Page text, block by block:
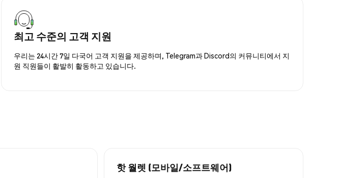
최고 수준의 고객 지원
우리는 24시간 7일 다국어 고객 지원을 제공하며, Telegram과 Discord의 커뮤니티에서 지
원 직원들이 활발히 활동하고 있습니다.
핫 월렛 (모바일/소프트웨어)